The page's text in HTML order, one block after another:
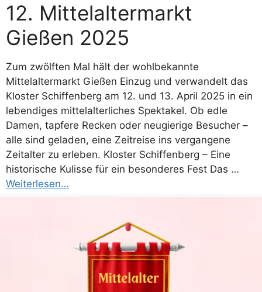
12. Mittelaltermarkt
Gießen 2025
Zum zwölften Mal hält der wohlbekannte
Mittelaltermarkt Gießen Einzug und verwandelt das
Kloster Schiffenberg am 12. und 13. April 2025 in ein
lebendiges mittelalterliches Spektakel. Ob edle
Damen, tapfere Recken oder neugierige Besucher –
alle sind geladen, eine Zeitreise ins vergangene
Zeitalter zu erleben. Kloster Schiffenberg – Eine
historische Kulisse für ein besonderes Fest Das …
Weiterlesen…